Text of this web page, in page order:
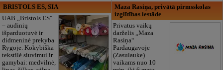
BRISTOLS ES, SIA
UAB „Bristols ES“
– audinių
išparduotuvė ir
didmeninė prekyba
Rygoje. Kokybiška
tekstilė siuvimui ir
gamybai: medvilnė,
Maza Rasiņa, privātā pirmsskolas
izglītības iestāde
Privatus vaikų
darželis „Maza
Rasiņa“
Pardaugavoje
(Zasulauke)
vaikams nuo 10